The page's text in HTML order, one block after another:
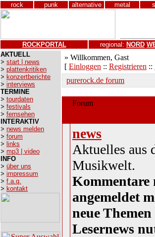
rock punk alternative metal
ROCKPORTAL regional: NORD
AKTUELL
> start | news
> plattenkritiken
> konzertberichte
> interviews
TERMINE
> tourdaten
> festivals
> fernsehen
INTERAKTIV
> news melden
> forum
> links
> mp3 | video
INFO
> über uns
> impressum
> f.a.q.
> kontakt
» Willkommen, Gast
[ Einloggen :: Registrieren ::
purerock.de forum
Forum
news
Aktuelles aus
Musikwelt.
Kommentare
angemeldet
neue
Lesernews